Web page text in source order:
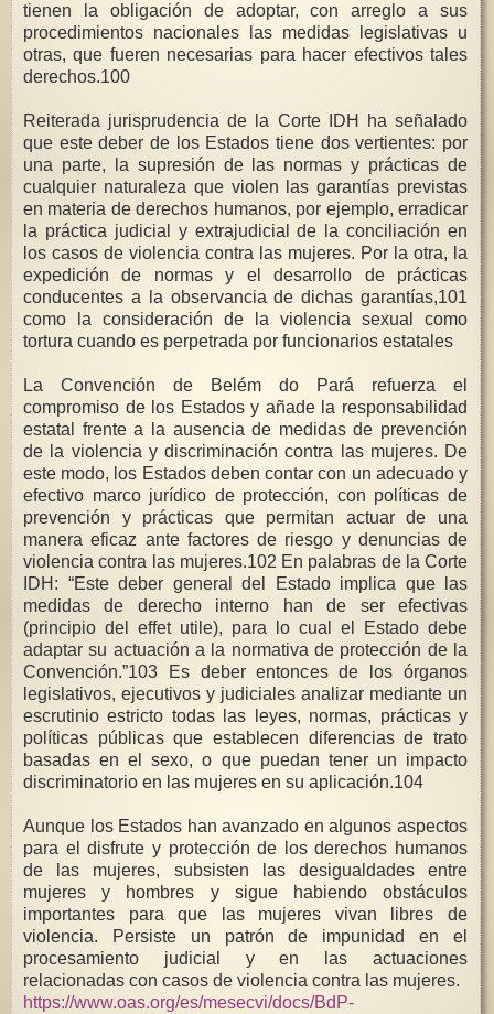
tienen la obligación de adoptar, con arreglo a sus
procedimientos nacionales las medidas legislativas u
otras, que fueren necesarias para hacer efectivos tales
derechos.100
Reiterada jurisprudencia de la Corte IDH ha señalado
que este deber de los Estados tiene dos vertientes: por
una parte, la supresión de las normas y prácticas de
cualquier naturaleza que violen las garantías previstas
en materia de derechos humanos, por ejemplo, erradicar
la práctica judicial y extrajudicial de la conciliación en
los casos de violencia contra las mujeres. Por la otra, la
expedición de normas y el desarrollo de prácticas
conducentes a la observancia de dichas garantías,101
como la consideración de la violencia sexual como
tortura cuando es perpetrada por funcionarios estatales
La Convención de Belém do Pará refuerza el
compromiso de los Estados y añade la responsabilidad
estatal frente a la ausencia de medidas de prevención
de la violencia y discriminación contra las mujeres. De
este modo, los Estados deben contar con un adecuado y
efectivo marco jurídico de protección, con políticas de
prevención y prácticas que permitan actuar de una
manera eficaz ante factores de riesgo y denuncias de
violencia contra las mujeres.102 En palabras de la Corte
IDH: “Este deber general del Estado implica que las
medidas de derecho interno han de ser efectivas
(principio del effet utile), para lo cual el Estado debe
adaptar su actuación a la normativa de protección de la
Convención.”103 Es deber entonces de los órganos
legislativos, ejecutivos y judiciales analizar mediante un
escrutinio estricto todas las leyes, normas, prácticas y
políticas públicas que establecen diferencias de trato
basadas en el sexo, o que puedan tener un impacto
discriminatorio en las mujeres en su aplicación.104
Aunque los Estados han avanzado en algunos aspectos
para el disfrute y protección de los derechos humanos
de las mujeres, subsisten las desigualdades entre
mujeres y hombres y sigue habiendo obstáculos
importantes para que las mujeres vivan libres de
violencia. Persiste un patrón de impunidad en el
procesamiento judicial y en las actuaciones
relacionadas con casos de violencia contra las mujeres.
https://www.oas.org/es/mesecvi/docs/BdP-